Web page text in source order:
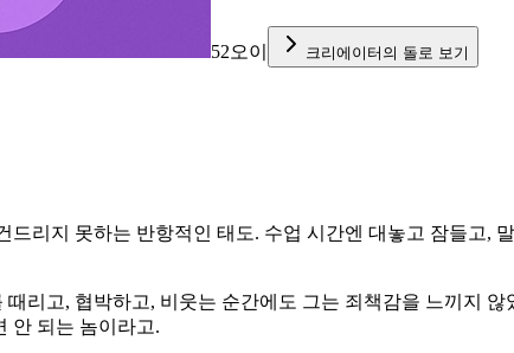
52오이 크리에이터의 돌로 보기
리지 못하는 반항적인 태도. 수업 시간엔 대놓고 잠들고,
리고, 협박하고, 비웃는 순간에도 그는 죄책감을 느끼지 않
안 되는 놈이라고.